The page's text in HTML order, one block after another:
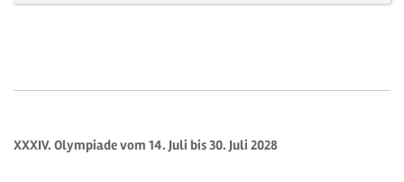
XXXIV. Olympiade vom 14. Juli bis 30. Juli 2028